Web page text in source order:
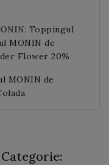
: Toppingul
MONIN de
Flower 20%
MONIN de
.